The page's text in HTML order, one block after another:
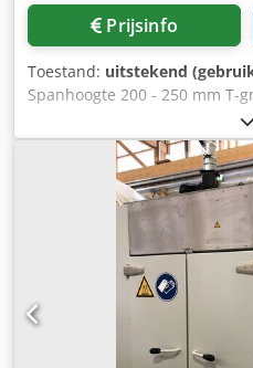
Prijsinfo
Toestand: uitstekend
Spanhoogte 200 - 250 mm T-
Klemschroef M 10 4 stuks
Uja Gewicht 8,5 kg